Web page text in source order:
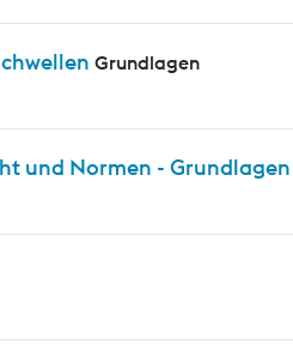
Grundlagen
und Normen - Grundlagen